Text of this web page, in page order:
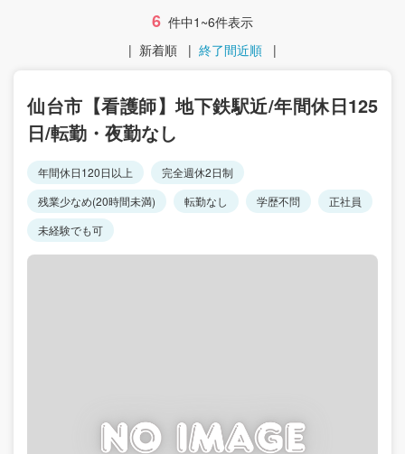
6 件中1~6件表示
| 新着順 | 終了間近順 |
仙台市【看護師】地下鉄駅近/年間休日125
日/転勤・夜勤なし
年間休日120日以上
完全週休2日制
残業少なめ(20時間未満)
転勤なし 学歴不問
正社員
未経験でも可